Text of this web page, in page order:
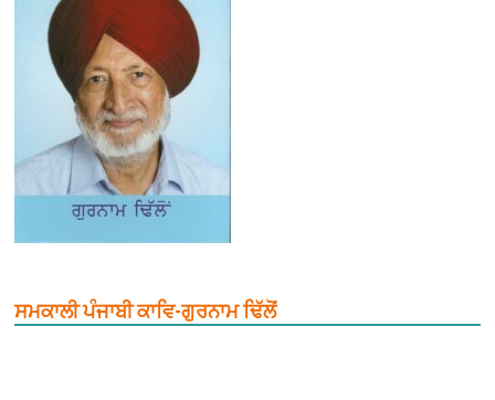
ਸਮਕਾਲੀ ਪੰਜਾਬੀ ਕਾਵਿ-ਗੁਰਨਾਮ ਢਿੱਲੋਂ